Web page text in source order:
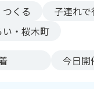
くる
子連れで
・桜木町
今日開